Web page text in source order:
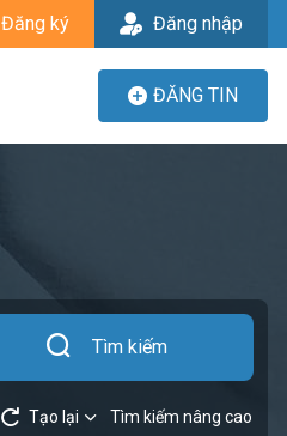
Đăng ký Đăng nhập
ĐĂNG TIN
Tìm kiếm
Tạo lại Tìm kiếm nâng cao